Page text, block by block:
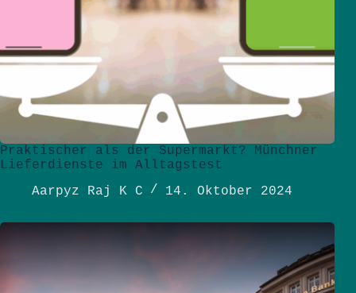
Praktischer als der Supermarkt? Münchner
Lieferdienste im Alltagstest
Aarpyz Raj K C
14. Oktober 2024